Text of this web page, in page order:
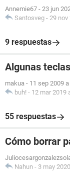
Annemie67 - 23 jun
Santosveg - 29 nov
9 respuestas
Algunas
makua - 11 sep 2009
buh! - 12 mar 2019
55 respuestas
Cómo borrar
Nahun - 3 may